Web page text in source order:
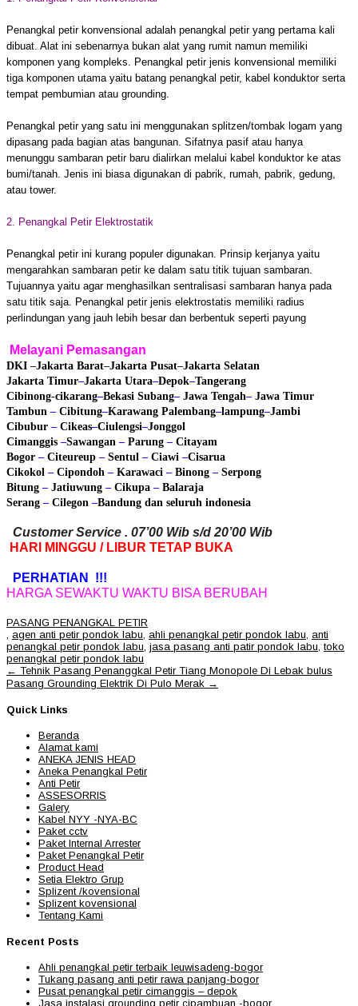
Penangkal petir konvensional adalah penangkal petir yang pertama kali
dibuat. Alat ini sebenarnya bukan alat yang rumit namun memiliki
komponen yang kompleks. Penangkal petir jenis konvensional memiliki
tiga komponen utama yaitu batang penangkal petir, kabel konduktor serta
tempat pembumian atau grounding.
Penangkal petir yang satu ini menggunakan splitzen/tombak logam yang
dipasang pada bagian atas bangunan. Sifatnya pasif atau hanya
menunggu sambaran petir baru dialirkan melalui kabel konduktor ke atas
bumi/tanah. Jenis ini biasa digunakan di pabrik, rumah, pabrik, gedung,
atau tower.
2. Penangkal Petir Elektrostatik
Penangkal petir ini kurang populer digunakan. Prinsip kerjanya yaitu
mengarahkan sambaran petir ke dalam satu titik tujuan sambaran.
Tujuannya yaitu agar menghasilkan sentralisasi sambaran hanya pada
satu titik saja. Penangkal petir jenis elektrostatis memiliki radius
perlindungan yang jauh lebih besar dan berbentuk seperti payung
Melayani Pemasangan
DKI –Jakarta Barat–Jakarta Pusat–Jakarta Selatan
Jakarta Timur–Jakarta Utara–Depok–Tangerang
Cibinong-cikarang–Bekasi Subang– Jawa Tengah– Jawa Timur
Tambun – Cibitung–Karawang Palembang–lampung–Jambi
Cibubur – Cikeas–Ciulengsi–Jonggol
Cimanggis –Sawangan – Parung – Citayam
Bogor – Citeureup – Sentul – Ciawi –Cisarua
Cikokol – Cipondoh – Karawaci – Binong – Serpong
Bitung – Jatiuwung – Cikupa – Balaraja
Serang – Cilegon –Bandung dan seluruh indonesia
Customer Service . 07’00 Wib s/d 20’00 Wib
HARI MINGGU / LIBUR TETAP BUKA
PERHATIAN !!!
HARGA SEWAKTU WAKTU BISA BERUBAH
PASANG PENANGKAL PETIR
agen anti petir pondok labu ahli penangkal petir pondok labu anti
penangkal petir pondok labu jasa pasang anti patir pondok labu toko
penangkal petir pondok labu
Post
navigation
← Tehnik Pasang Penanggkal Petir Tiang Monopole Di Lebak bulus
Pasang Grounding Elektrik Di Pulo Merak →
Quick Links
Beranda
Alamat kami
ANEKA JENIS HEAD
Aneka Penangkal Petir
Anti Petir
ASSESORRIS
Galery
Kabel NYY -NYA-BC
Paket cctv
Paket Internal Arrester
Paket Penangkal Petir
Product Head
Setia Elektro Grup
Splizent /kovensional
Splizent kovensional
Tentang Kami
Recent Posts
Ahli penangkal petir terbaik leuwisadeng-bogor
Tukang pasang anti petir rawa panjang-bogor
Pusat penangkal petir cimanggis – depok
Jasa instalasi grounding petir cipambuan -bogor